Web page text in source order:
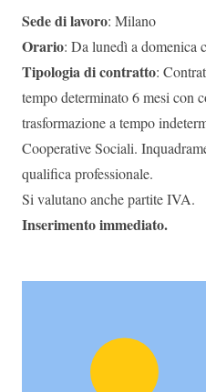
Sede di lavoro: Milano
Orario: Da lunedì a domenica
Tipologia di contratto:
tempo determinato 6 mesi con
trasformazione a tempo
Cooperative Sociali.
qualifica professionale.
Si valutano anche partite IVA.
Inserimento immediato.